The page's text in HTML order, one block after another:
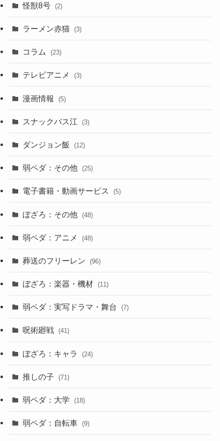
怪獣8号 (2)
ラーメン赤猫 (3)
コラム (23)
テレビアニメ (3)
漫画情報 (5)
スナックバス江 (3)
ダンジョン飯 (12)
弱ペダ：その他 (25)
電子書籍・動画サービス (5)
ぼざろ：その他 (48)
弱ペダ：アニメ (48)
葬送のフリーレン (96)
ぼざろ：楽器・機材 (11)
弱ペダ：実写ドラマ・舞台 (7)
呪術廻戦 (41)
ぼざろ：キャラ (24)
推しの子 (71)
弱ペダ：大学 (18)
弱ペダ：自転車 (9)